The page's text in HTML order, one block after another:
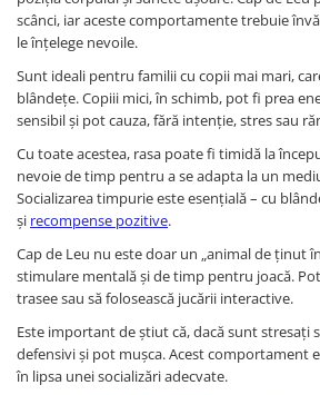
scânci, iar aceste comportamente trebuie
le înțelege nevoile.
Sunt ideali pentru familii cu copii mai mari,
blândețe. Copiii mici, în schimb, pot fi prea
sensibil și pot cauza, fără intenție, stres sau
Cu toate acestea, rasa poate fi timidă la
nevoie de timp pentru a se adapta la un
Socializarea timpurie este esențială – cu
și recompense pozitive.
Cap de Leu nu este doar un „animal de ținut
stimulare mentală și de timp pentru joacă.
trasee sau să folosească jucării interactive.
Este important de știut că, dacă sunt stresați
defensivi și pot mușca. Acest comportament
în lipsa unei socializări adecvate.